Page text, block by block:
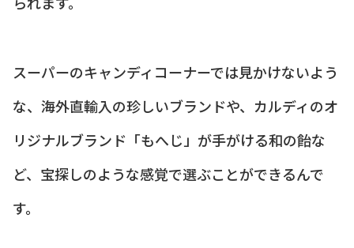
スーパーのキャンディコーナーでは見かけないよう
な、海外直輸入の珍しいブランドや、カルディのオ
リジナルブランド「もへじ」が手がける和の飴な
ど、宝探しのような感覚で選ぶことができるんで
す。